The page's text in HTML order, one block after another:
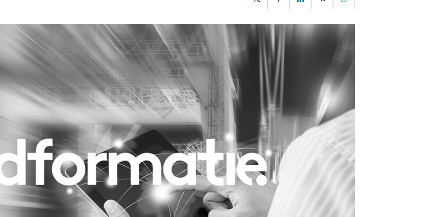
Reputatie & crisis